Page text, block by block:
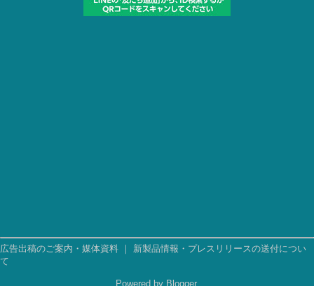
広告出稿のご案内・媒体資料 ｜ 新製品情報・プレスリリースの送付につい
て
Powered by Blogger.